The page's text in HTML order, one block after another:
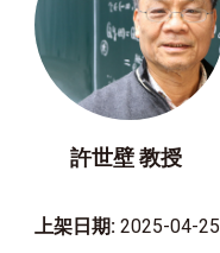
許世壁 教授
上架日期: 2025-04-25